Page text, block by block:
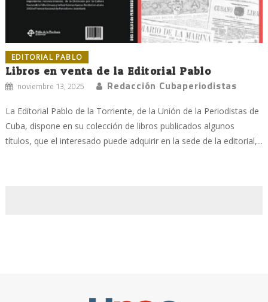
EDITORIAL PABLO
Libros en venta de la Editorial Pablo
noviembre 13, 2025 Redacción Cubaperiodistas
La Editorial Pablo de la Torriente, de la Unión de la Periodistas de
Cuba, dispone en su colección de libros publicados algunos
títulos, que el interesado puede adquirir en la sede de la editorial,...